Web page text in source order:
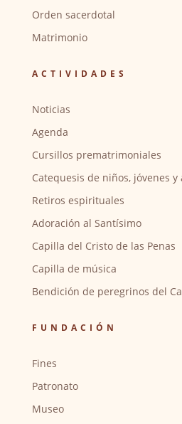
Orden sacerdotal
Matrimonio
ACTIVIDADES
Noticias
Agenda
Cursillos prematrimoniales
Catequesis de niños, jóvenes y
Retiros espirituales
Adoración al Santísimo
Capilla del Cristo de las Penas
Capilla de música
Bendición de peregrinos del
FUNDACIÓN
Fines
Patronato
Museo